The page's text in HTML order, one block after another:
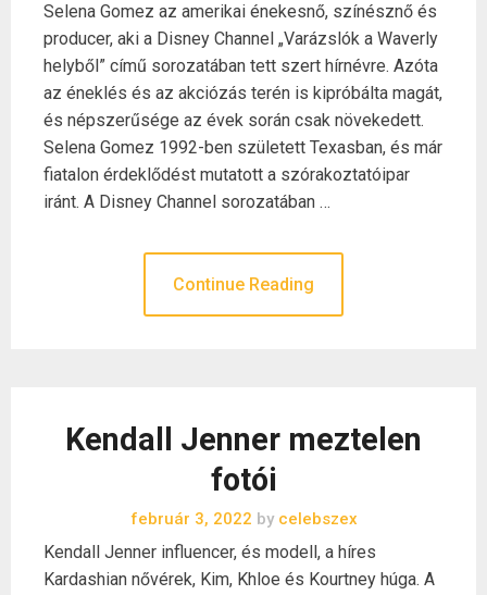
Selena Gomez az amerikai énekesnő, színésznő és
producer, aki a Disney Channel „Varázslók a Waverly
helyből” című sorozatában tett szert hírnévre. Azóta
az éneklés és az akciózás terén is kipróbálta magát,
és népszerűsége az évek során csak növekedett.
Selena Gomez 1992-ben született Texasban, és már
fiatalon érdeklődést mutatott a szórakoztatóipar
iránt. A Disney Channel sorozatában …
Continue Reading
Kendall Jenner meztelen
fotói
február 3, 2022 bycelebszex
Kendall Jenner influencer, és modell, a híres
Kardashian nővérek, Kim, Khloe és Kourtney húga. A